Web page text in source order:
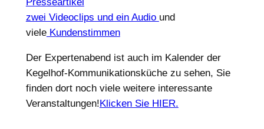
zwei Videoclips und ein Audio und
vieleKundenstimmen
Der Expertenabend ist auch im Kalender der
Kegelhof-Kommunikationsküche zu sehen, Sie
finden dort noch viele weitere interessante
Veranstaltungen!Klicken Sie HIER.